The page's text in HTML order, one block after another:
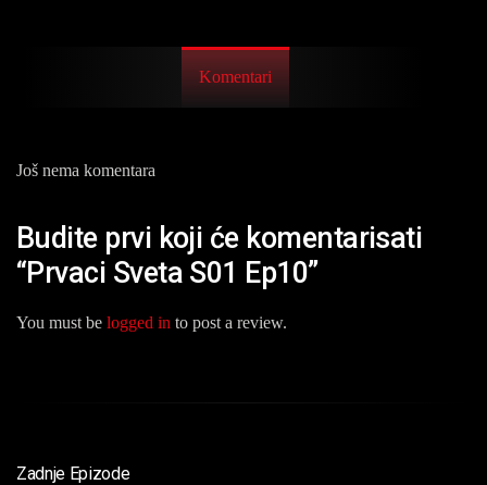
Komentari
Još nema komentara
Budite prvi koji će komentarisati
“Prvaci Sveta S01 Ep10”
You must be logged in to post a review.
Zadnje Epizode